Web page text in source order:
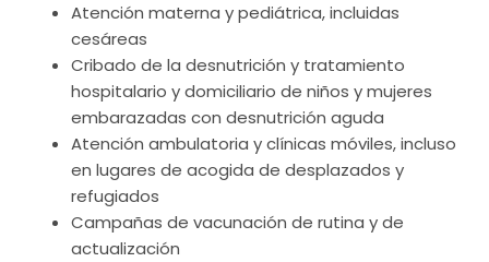
Atención materna y pediátrica, incluidas
cesáreas
Cribado de la desnutrición y tratamiento
hospitalario y domiciliario de niños y mujeres
embarazadas con desnutrición aguda
Atención ambulatoria y clínicas móviles, incluso
en lugares de acogida de desplazados y
refugiados
Campañas de vacunación de rutina y de
actualización